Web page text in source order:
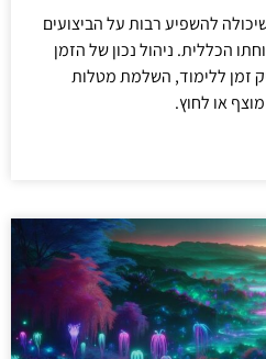
שיכולה להשפיע רבות על הביצועים
הכללית. ניהול נכון של הזמן
זמן ללימוד, השלמת מטלות
או לחוץ.